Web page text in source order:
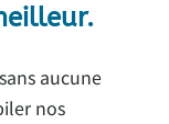
aucune
nos